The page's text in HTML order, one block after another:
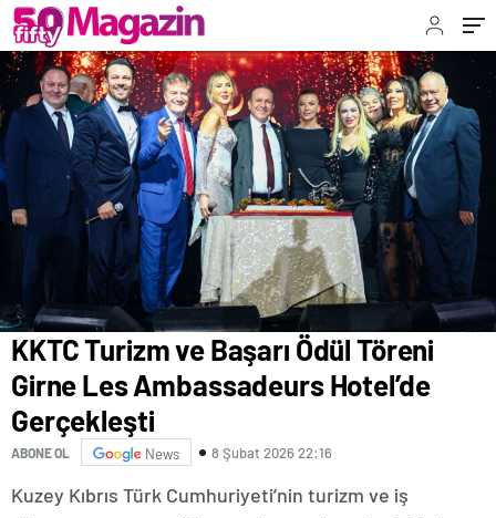
KKTC Turizm ve Başarı Ödül Töreni
Girne Les Ambassadeurs Hotel’de
Gerçekleşti
ABONE OL News 8 Şubat 2026 22:16
Kuzey Kıbrıs Türk Cumhuriyeti’nin turizm ve iş